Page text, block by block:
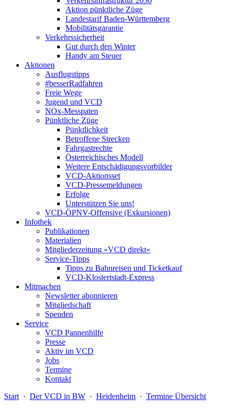
Aktion pünktliche Züge
Landestarif Baden-Württemberg
Mobilitätsgarantie
Verkehrssicherheit
Gut durch den Winter
Handy am Steuer
Aktionen
Ausflugstipps
#besserRadfahren
Freie Wege
Jugend und VCD
NOx-Messpaten
Pünktliche Züge
Pünktlichkeit
Betroffene Strecken
Fahrgastrechte
Österreichisches Modell
Weitere Entschädigungsvorbilder
VCD-Aktionsset
VCD-Pressemeldungen
Erfolge
Unterstützen Sie uns!
VCD-ÖPNV-Offensive (Exkursionen)
Infothek
Publikationen
Materialien
Mitgliederzeitung »VCD direkt«
Service-Tipps
Tipps zu Bahnreisen und Ticketkauf
VCD-Klostertstadt-Express
Mitmachen
Newsletter abonnieren
Mitgliedschaft
Spenden
Service
VCD Pannenhilfe
Presse
Aktiv im VCD
Jobs
Termine
Kontakt
Start · Der VCD in BW · Heidenheim · Termine Übersicht